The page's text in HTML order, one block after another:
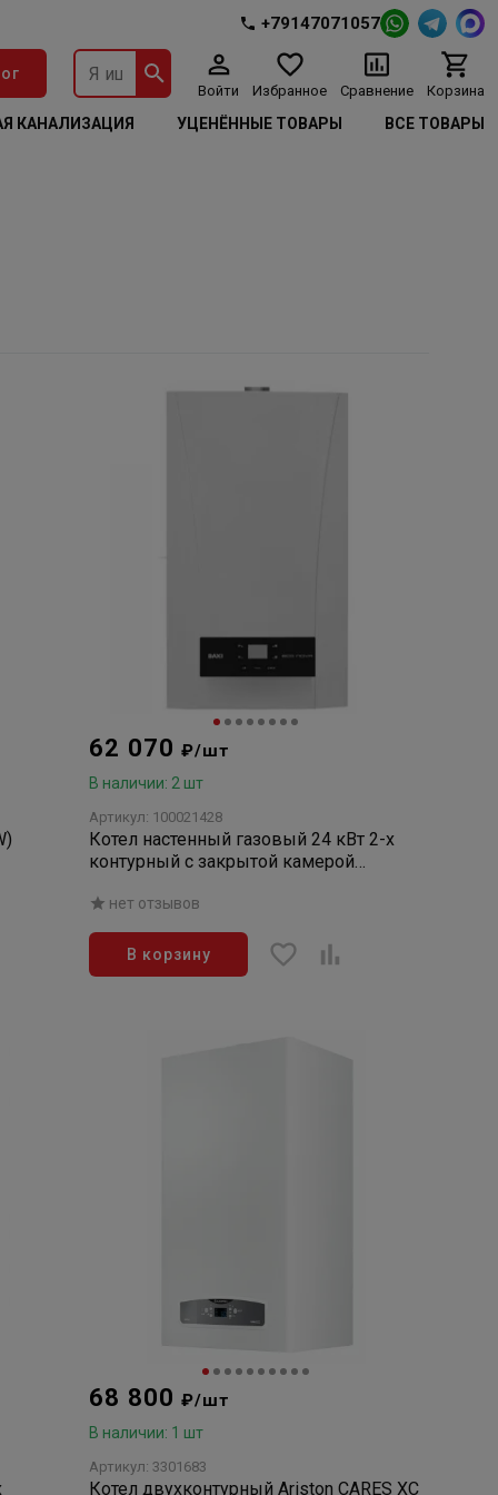
+79147071057
Войти Избранное Сравнение Корзина
КАНАЛИЗАЦИЯ УЦЕНЁННЫЕ ТОВАРЫ ВСЕ ТОВАРЫ
62 070₽/шт
В наличии: 2 шт
Артикул: 100021428
Котел настенный газовый 24 кВт 2-х
контурный с закрытой камерой
нет отзывов
В корзину
68 800₽/шт
В наличии: 1 шт
Артикул: 3301683
Котел двухконтурный Ariston CARES XC